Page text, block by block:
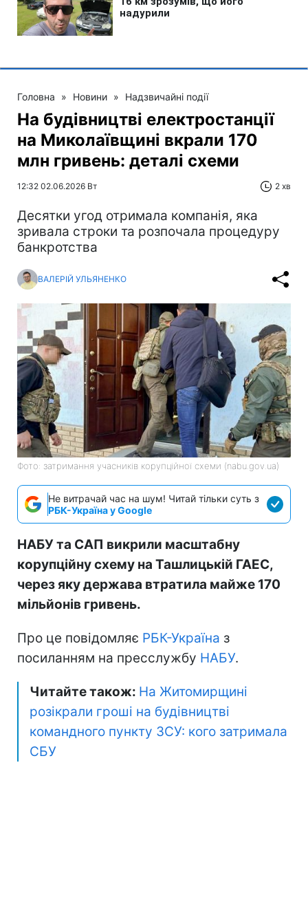
Головна » Новини » Надзвичайні події
На будівництві електростанції
на Миколаївщині вкрали 170
млн гривень: деталі схеми
12:32 02.06.2026 Вт 2 хв
Десятки угод отримала компанія, яка
зривала строки та розпочала процедуру
банкротства
ВАЛЕРІЙ УЛЬЯНЕНКО
Фото: затримання учасників корупційної схеми (nabu.gov.ua)
Не витрачай час на шум! Читай тільки суть з
РБК-Україна у Google
НАБУ та САП викрили масштабну
корупційну схему на Ташлицькій ГАЕС,
через яку держава втратила майже 170
мільйонів гривень.
Про це повідомляє РБК-Україна з
посиланням на пресслужбу НАБУ.
Читайте також: На Житомирщині
розікрали гроші на будівництві
командного пункту ЗСУ: кого затримала
СБУ